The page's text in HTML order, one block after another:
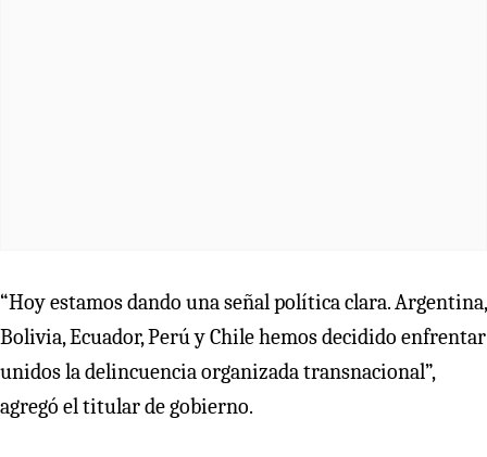
“Hoy estamos dando una señal política clara. Argentina,
Bolivia, Ecuador, Perú y Chile hemos decidido enfrentar
unidos la delincuencia organizada transnacional”,
agregó el titular de gobierno.